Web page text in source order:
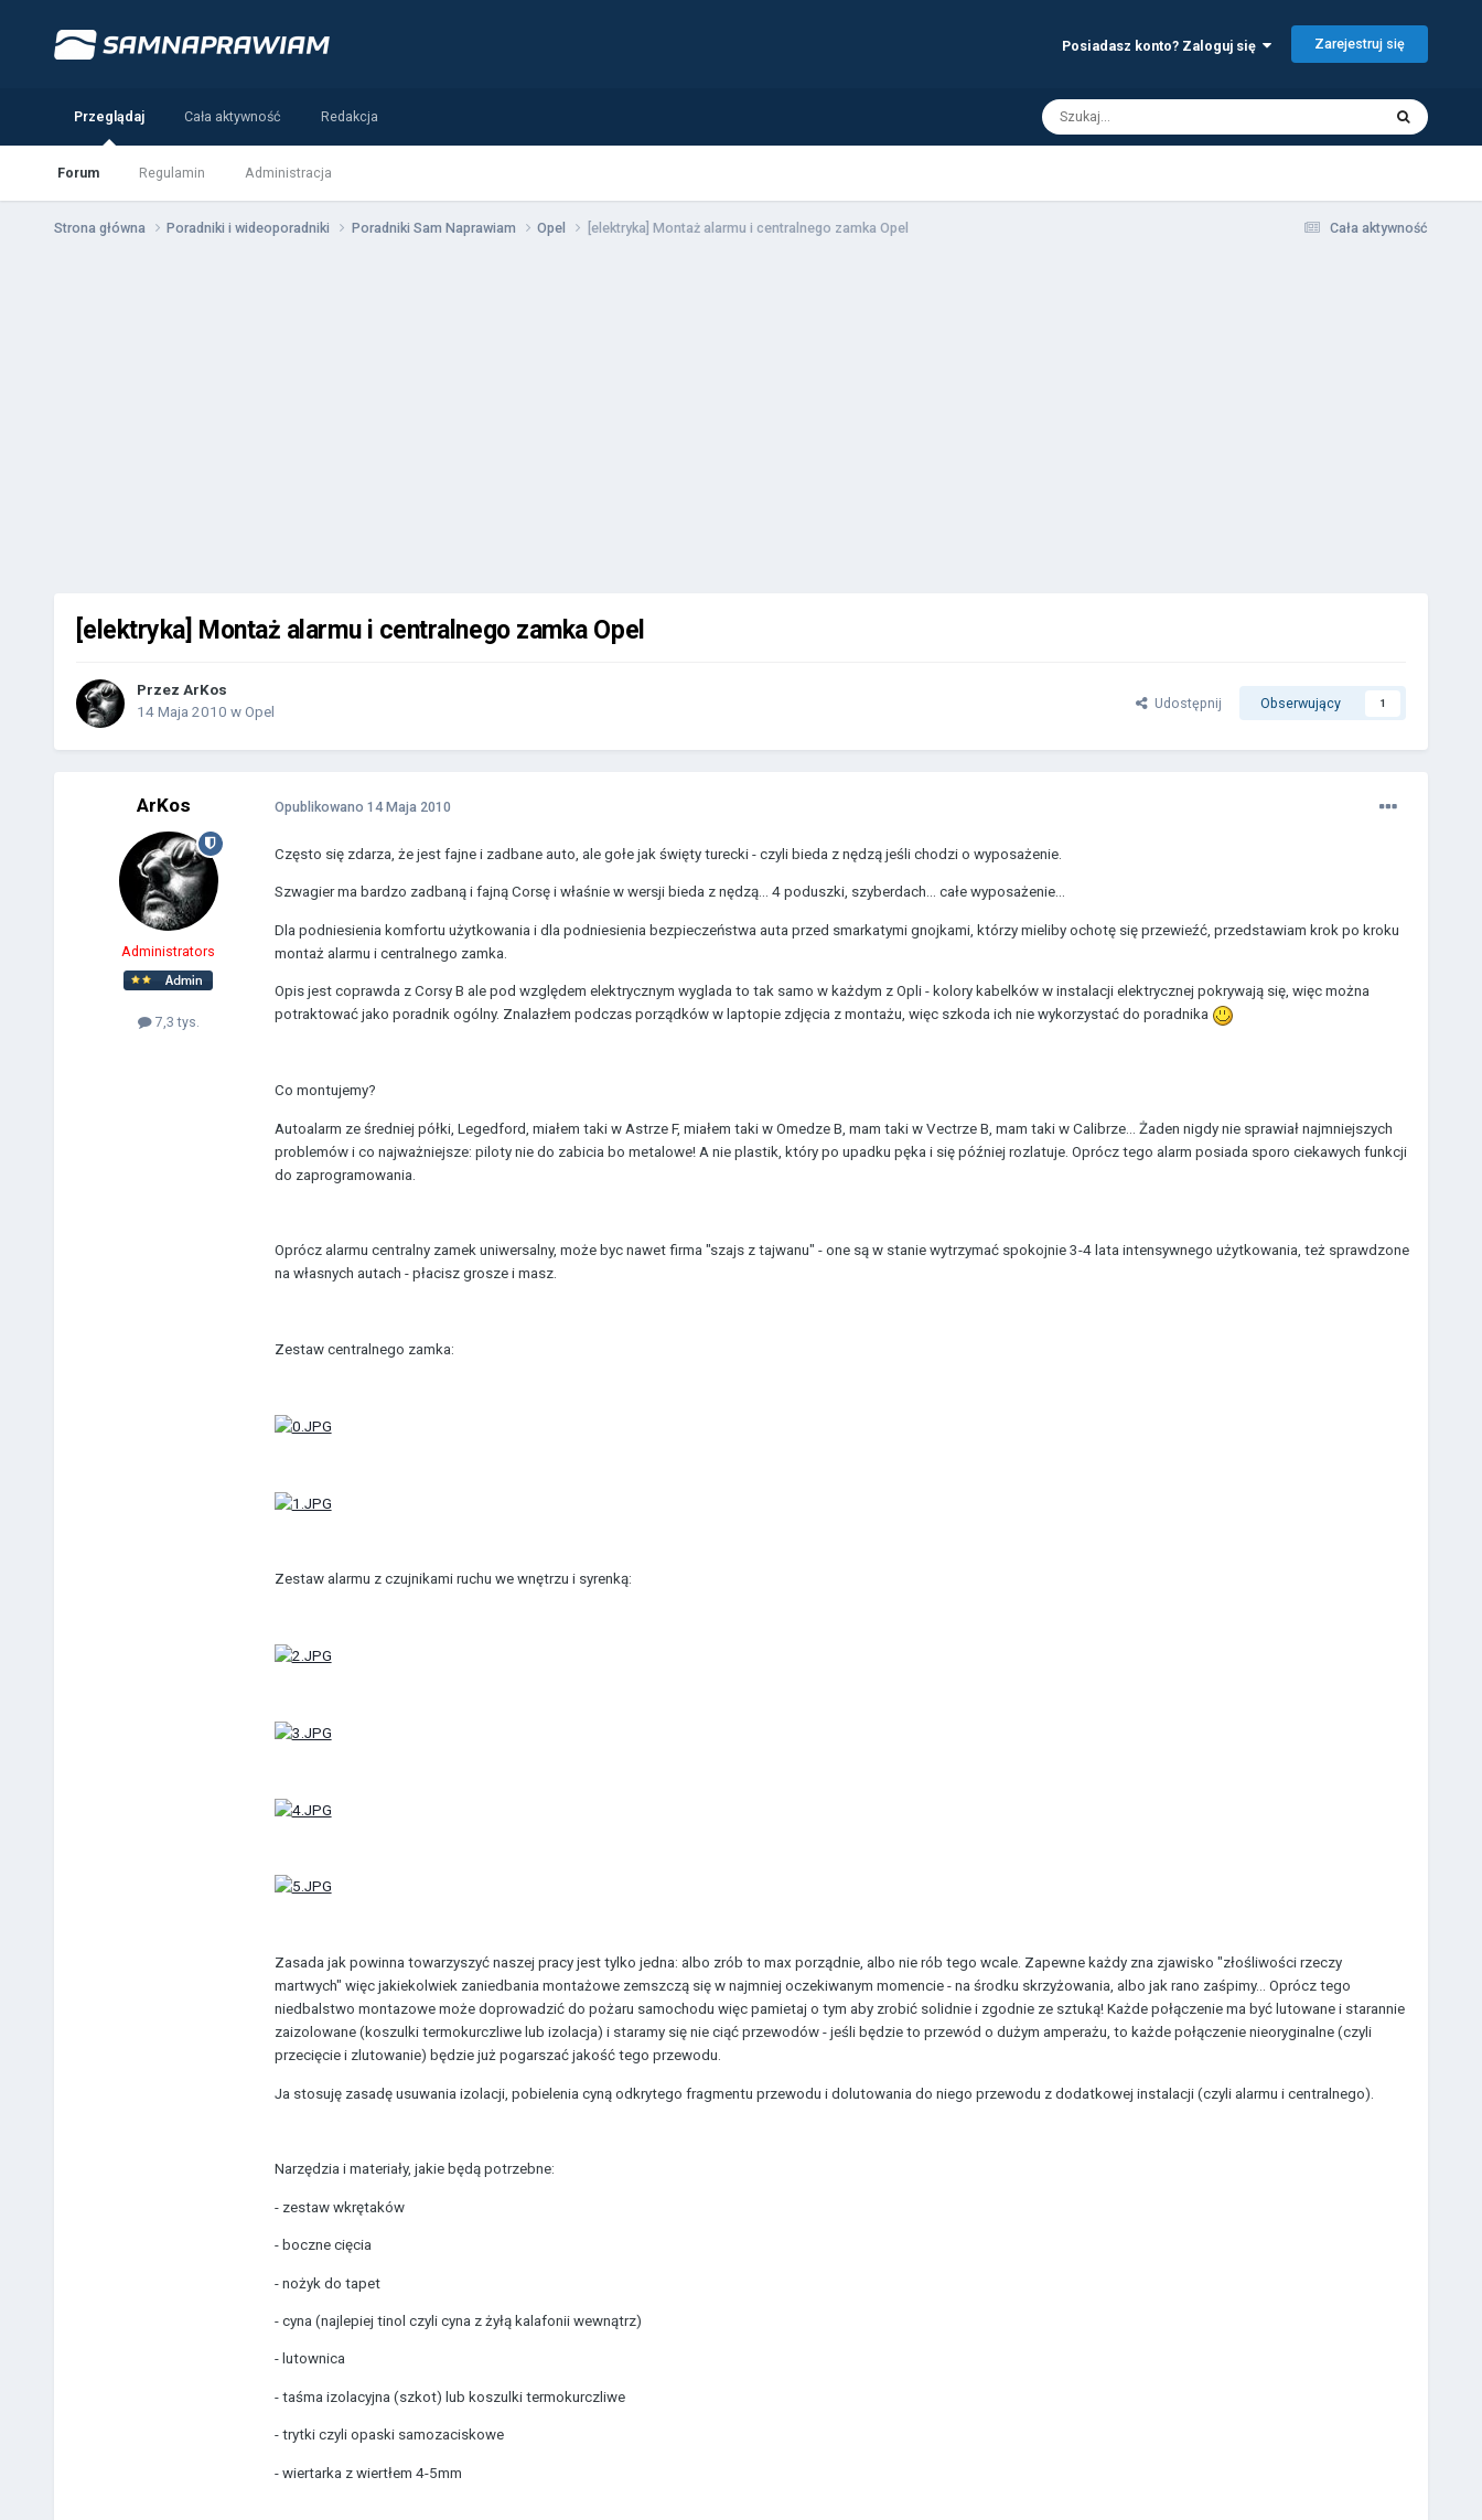
Posiadasz konto? Zaloguj się Zarejestruj się
Przeglądaj
Forum Regulamin Administracja
Cała aktywność Redakcja
Cała aktywność
Strona główna Poradniki i wideoporadniki Poradniki Sam Naprawiam Opel [elektryka] Montaż alarmu i centralnego zamka Opel
[elektryka] Montaż alarmu i centralnego zamka Opel
Przez ArKos
14 Maja 2010 w Opel Udostępnij Obserwujący 1
ArKos
Administrators
7,3 tys.
Opublikowano 14 Maja 2010
Często się zdarza, że jest fajne i zadbane auto, ale gołe jak święty turecki - czyli bieda z nędzą jeśli chodzi o wyposażenie.
Szwagier ma bardzo zadbaną i fajną Corsę i właśnie w wersji bieda z nędzą... 4 poduszki, szyberdach... całe wyposażenie...
Dla podniesienia komfortu użytkowania i dla podniesienia bezpieczeństwa auta przed smarkatymi gnojkami, którzy mieliby ochotę się przewieźć, przedstawiam krok po kroku
montaż alarmu i centralnego zamka.
Opis jest coprawda z Corsy B ale pod względem elektrycznym wyglada to tak samo w każdym z Opli - kolory kabelków w instalacji elektrycznej pokrywają się, więc można
potraktować jako poradnik ogólny. Znalazłem podczas porządków w laptopie zdjęcia z montażu, więc szkoda ich nie wykorzystać do poradnika
Co montujemy?
Autoalarm ze średniej półki, Legedford, miałem taki w Astrze F, miałem taki w Omedze B, mam taki w Vectrze B, mam taki w Calibrze... Żaden nigdy nie sprawiał najmniejszych
problemów i co najważniejsze: piloty nie do zabicia bo metalowe! A nie plastik, który po upadku pęka i się później rozlatuje. Oprócz tego alarm posiada sporo ciekawych funkcji
do zaprogramowania.
Oprócz alarmu centralny zamek uniwersalny, może byc nawet firma "szajs z tajwanu" - one są w stanie wytrzymać spokojnie 3-4 lata intensywnego użytkowania, też sprawdzone
na własnych autach - płacisz grosze i masz.
Zestaw centralnego zamka:
Zestaw alarmu z czujnikami ruchu we wnętrzu i syrenką:
Zasada jak powinna towarzyszyć naszej pracy jest tylko jedna: albo zrób to max porządnie, albo nie rób tego wcale. Zapewne każdy zna zjawisko "złośliwości rzeczy
martwych" więc jakiekolwiek zaniedbania montażowe zemszczą się w najmniej oczekiwanym momencie - na środku skrzyżowania, albo jak rano zaśpimy... Oprócz tego
niedbalstwo montazowe może doprowadzić do pożaru samochodu więc pamietaj o tym aby zrobić solidnie i zgodnie ze sztuką! Każde połączenie ma być lutowane i starannie
zaizolowane (koszulki termokurczliwe lub izolacja) i staramy się nie ciąć przewodów - jeśli będzie to przewód o dużym amperażu, to każde połączenie nieoryginalne (czyli
przecięcie i zlutowanie) będzie już pogarszać jakość tego przewodu.
Ja stosuję zasadę usuwania izolacji, pobielenia cyną odkrytego fragmentu przewodu i dolutowania do niego przewodu z dodatkowej instalacji (czyli alarmu i centralnego).
Narzędzia i materiały, jakie będą potrzebne:
- zestaw wkrętaków
- boczne cięcia
- nożyk do tapet
- cyna (najlepiej tinol czyli cyna z żyłą kalafonii wewnątrz)
- lutownica
- taśma izolacyjna (szkot) lub koszulki termokurczliwe
- trytki czyli opaski samozaciskowe
- wiertarka z wiertłem 4-5mm